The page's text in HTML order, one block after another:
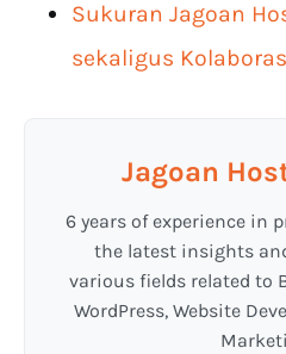
Sukuran Jagoan
sekaligus
Jagoan
6 years of experience in
the latest insights
various fields related to
WordPress, Website